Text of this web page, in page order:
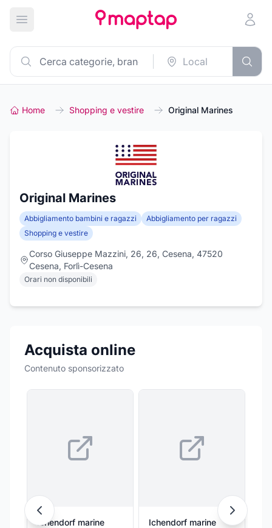
Apri menu principale
Home Shopping e vestire Original Marines
Original Marines
Abbigliamento bambini e ragazzi
Abbigliamento per ragazzi
Shopping e vestire
Corso Giuseppe Mazzini, 26, 26, Cesena, 47520
Cesena, Forlì-Cesena
Orari non disponibili
Acquista online
Contenuto sponsorizzato
Ichendorf marine
Ichendorf marine